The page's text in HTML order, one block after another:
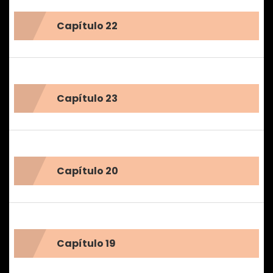
Capítulo 22
Capítulo 23
Capítulo 20
Capítulo 19